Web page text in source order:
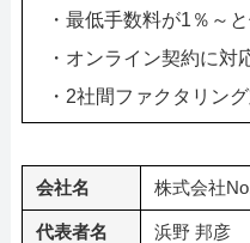
・最低手数料が1％～
・オンライン契約に対
・2社間ファクタリン
会社名 株式会社
代表者名 浜野 邦彦